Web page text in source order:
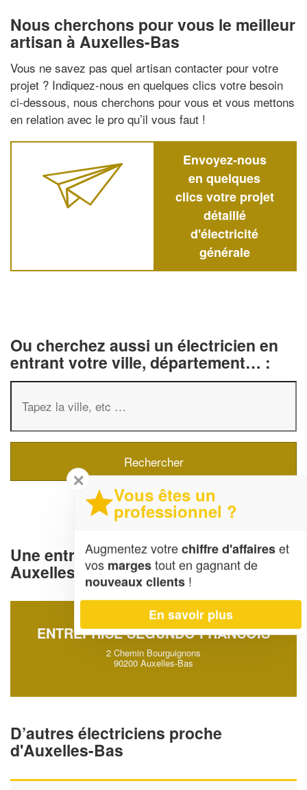
Nous cherchons pour vous le meilleur
artisan à Auxelles-Bas
Vous ne savez pas quel artisan contacter pour votre
projet ? Indiquez-nous en quelques clics votre besoin
ci-dessous, nous cherchons pour vous et vous mettons
en relation avec le pro qu’il vous faut !
Envoyez-nous
en quelques
clics votre projet
détaillé
d'électricité
générale
Ou cherchez aussi un électricien en
entrant votre ville, département… :
Une entreprise d'électricité générale à
Auxelles-Bas (90200)
ENTREPRISE SEGUNDO FRANCOIS
2 Chemin Bourguignons
90200 Auxelles-Bas
D’autres électriciens proche
d'Auxelles-Bas
✕
Vous êtes un
professionnel ?
Augmentez votrechiffre d'affaireset
vos margestout en gagnant de
nouveaux clients !
En savoir plus